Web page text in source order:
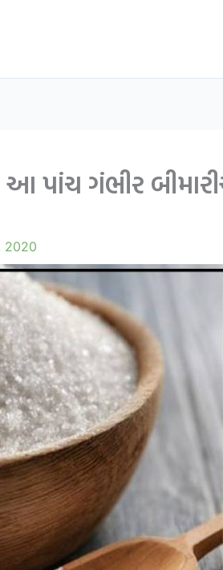
પાંચ ગંભીર
2020